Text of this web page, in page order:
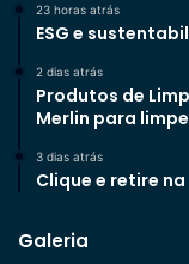
23 horas atrás
ESG e
2 dias atrás
Produtos de
Merlin para
3 dias atrás
Clique e retire
Galeria